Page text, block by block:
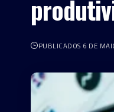
PUBLICADOS 6 DE